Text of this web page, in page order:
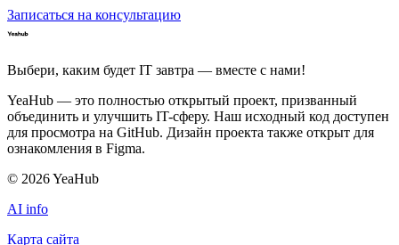
Записаться на консультацию
Выбери, каким будет IT завтра — вместе c нами!
YeaHub — это полностью открытый проект, призванный
объединить и улучшить IT-сферу. Наш исходный код доступен
для просмотра на GitHub. Дизайн проекта также открыт для
ознакомления в Figma.
© 2026YeaHub
AI info
Карта сайта